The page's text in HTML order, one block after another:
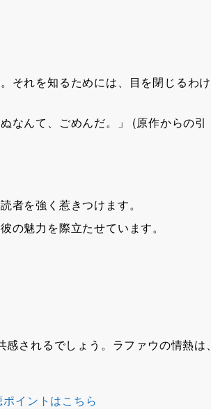
それを知るためには、目を閉じるわけ
なんて、ごめんだ。」 (原作からの引
者を強く惹きつけます。
の魅力を際立たせています。
されるでしょう。ラファウの情熱は、
イントはこちら